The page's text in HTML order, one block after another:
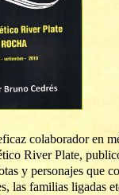
colaborador en
River Plate,
y personajes que
las familias ligadas